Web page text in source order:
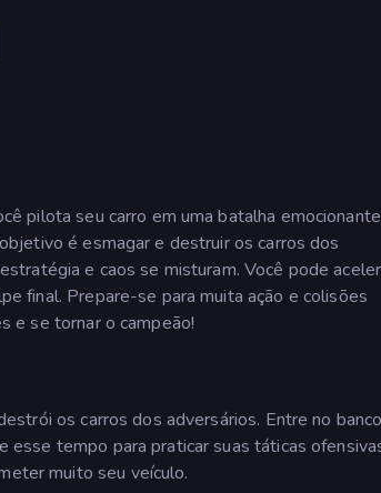
pilota seu carro em uma batalha emocionante
é esmagar e destruir os carros dos
e caos se misturam. Você pode
final. Prepare-se para muita ação e colisões
e se tornar o campeão!
os carros dos adversários. Entre no banco
tempo para praticar suas táticas
muito seu veículo.